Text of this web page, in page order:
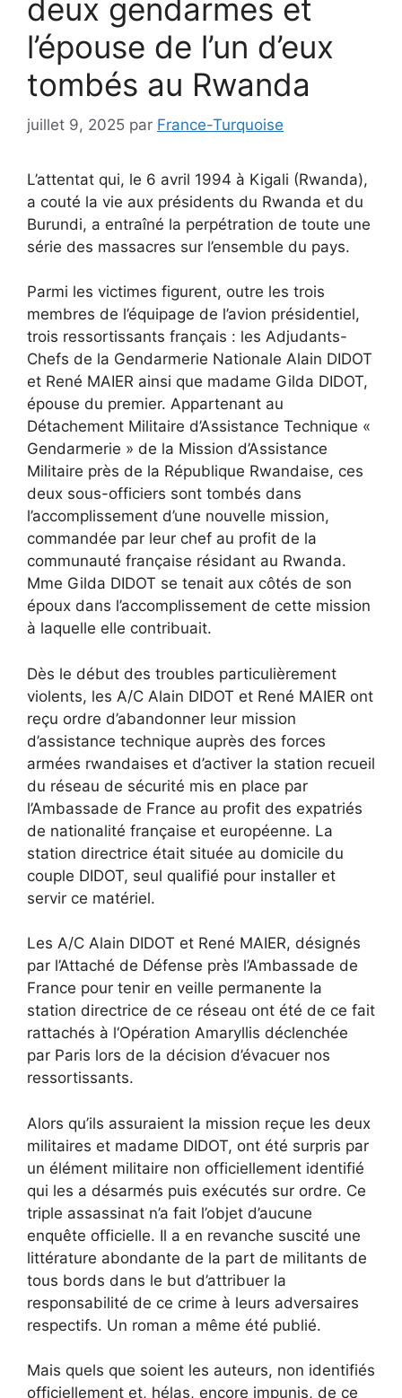
deux gendarmes et
l’épouse de l’un d’eux
tombés au Rwanda
juillet 9, 2025 par France-Turquoise
L’attentat qui, le 6 avril 1994 à Kigali (Rwanda),
a couté la vie aux présidents du Rwanda et du
Burundi, a entraîné la perpétration de toute une
série des massacres sur l’ensemble du pays.
Parmi les victimes figurent, outre les trois
membres de l’équipage de l’avion présidentiel,
trois ressortissants français : les Adjudants-
Chefs de la Gendarmerie Nationale Alain DIDOT
et René MAIER ainsi que madame Gilda DIDOT,
épouse du premier. Appartenant au
Détachement Militaire d’Assistance Technique «
Gendarmerie » de la Mission d’Assistance
Militaire près de la République Rwandaise, ces
deux sous-officiers sont tombés dans
l’accomplissement d’une nouvelle mission,
commandée par leur chef au profit de la
communauté française résidant au Rwanda.
Mme Gilda DIDOT se tenait aux côtés de son
époux dans l’accomplissement de cette mission
à laquelle elle contribuait.
Dès le début des troubles particulièrement
violents, les A/C Alain DIDOT et René MAIER ont
reçu ordre d’abandonner leur mission
d’assistance technique auprès des forces
armées rwandaises et d’activer la station recueil
du réseau de sécurité mis en place par
l’Ambassade de France au profit des expatriés
de nationalité française et européenne. La
station directrice était située au domicile du
couple DIDOT, seul qualifié pour installer et
servir ce matériel.
Les A/C Alain DIDOT et René MAIER, désignés
par l’Attaché de Défense près l’Ambassade de
France pour tenir en veille permanente la
station directrice de ce réseau ont été de ce fait
rattachés à l‘Opération Amaryllis déclenchée
par Paris lors de la décision d’évacuer nos
ressortissants.
Alors qu’ils assuraient la mission reçue les deux
militaires et madame DIDOT, ont été surpris par
un élément militaire non officiellement identifié
qui les a désarmés puis exécutés sur ordre. Ce
triple assassinat n’a fait l’objet d’aucune
enquête officielle. Il a en revanche suscité une
littérature abondante de la part de militants de
tous bords dans le but d’attribuer la
responsabilité de ce crime à leurs adversaires
respectifs. Un roman a même été publié.
Mais quels que soient les auteurs, non identifiés
officiellement et, hélas, encore impunis, de ce